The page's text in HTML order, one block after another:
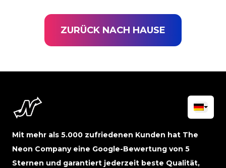
ZURÜCK NACH HAUSE
Mit mehr als 5.000 zufriedenen Kunden hat The
Neon Company eine Google-Bewertung von 5
Sternen und garantiert jederzeit beste Qualität,